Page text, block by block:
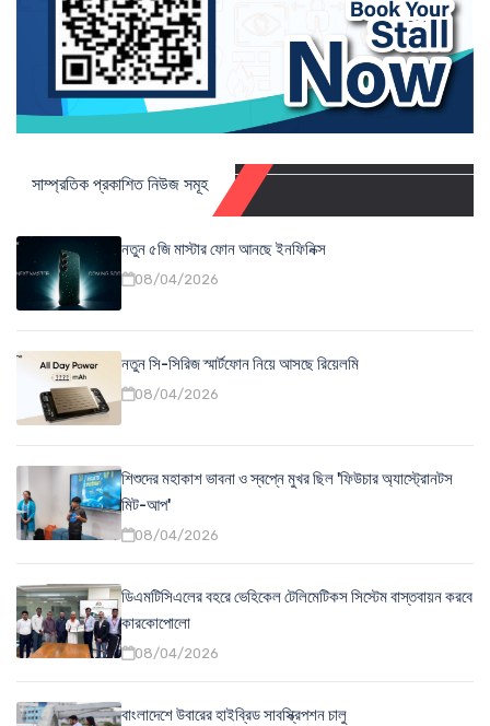
সাম্প্রতিক প্রকাশিত নিউজ সমূহ
নতুন ৫জি মাস্টার ফোন আনছে ইনফিনিক্স
08/04/2026
নতুন সি-সিরিজ স্মার্টফোন নিয়ে আসছে রিয়েলমি
08/04/2026
শিশুদের মহাকাশ ভাবনা ও স্বপ্নে মুখর ছিল 'ফিউচার অ্যাস্ট্রোনটস
মিট-আপ'
08/04/2026
ডিএমটিসিএলের বহরে ভেহিকেল টেলিমেটিকস সিস্টেম বাস্তবায়ন করবে
কারকোপোলো
08/04/2026
বাংলাদেশে উবারের হাইব্রিড সাবস্ক্রিপশন চালু